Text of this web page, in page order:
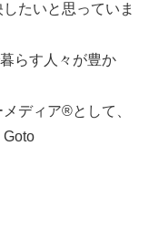
たいと思っていま
らす人々が豊か
ディア®として、
Goto